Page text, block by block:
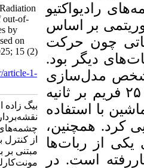
Beigzadeh A, Ardiny H. Radiation
mapping and detection of out-of-
control radioactive sources by
developing algorithms based on
machine vision. JGST 2025; 15 (2)
URL:http://jgst.issgeac.ir/article-1-
1176-fa.html
بیگ زاده امیرمحمد، اردینی هادی.
نقشه‌برداری مسیر و کشف
چشمه‌های رادیواکتیو متحرک خارج
از کنترل با توسعه الگوریتم‌های
مبتنی بر بینایی ماشین و مدل
مونت‌کارلو. علوم و فنون نقشه